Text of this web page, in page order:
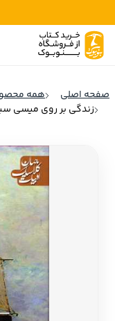
ادبیات
روانشناسی
تاریخ و سیاست
کودک و نوجوان
صفحه اصلی همه
زندگی بر روی میسی